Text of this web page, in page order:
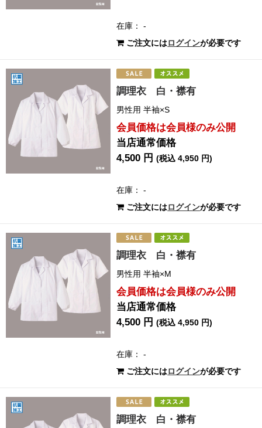
在庫： -
ご注文にはログインが必要です
調理衣 白・襟有
男性用 半袖×S
会員価格は会員様のみ公開
当店通常価格
4,500 円(税込 4,950 円)
在庫： -
ご注文にはログインが必要です
調理衣 白・襟有
男性用 半袖×M
会員価格は会員様のみ公開
当店通常価格
4,500 円(税込 4,950 円)
在庫： -
ご注文にはログインが必要です
調理衣 白・襟有